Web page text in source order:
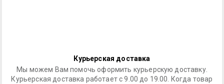
Курьерская доставка
Мы можем Вам помочь оформить курьерскую доставку.
Курьерская доставка работает с 9.00 до 19.00. Когда товар